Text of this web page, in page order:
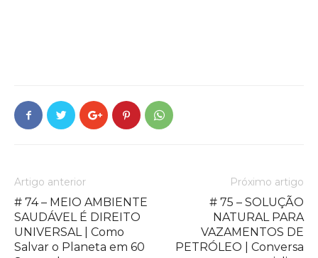
Artigo anterior
# 74 – MEIO AMBIENTE
SAUDÁVEL É DIREITO
UNIVERSAL | Como
Salvar o Planeta em 60
Próximo artigo
# 75 – SOLUÇÃO
NATURAL PARA
VAZAMENTOS DE
PETRÓLEO | Conversa